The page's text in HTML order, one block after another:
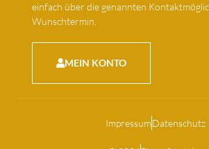
einfach über die genannten
Wunschtermin.
MEIN KONTO
ImpressumDatenschutz